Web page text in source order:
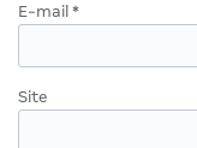
E-mail *
Site